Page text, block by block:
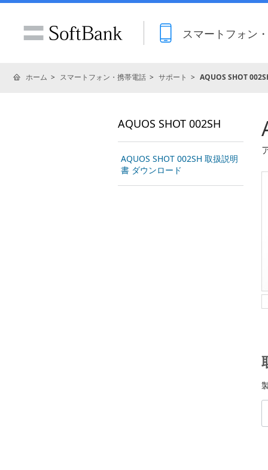
スマートフォン
ホーム スマートフォン・携帯電話 サポート AQUOS SHOT
AQUOS SHOT 002SH
AQUOS SHOT 002SH 取扱説明
書 ダウンロード